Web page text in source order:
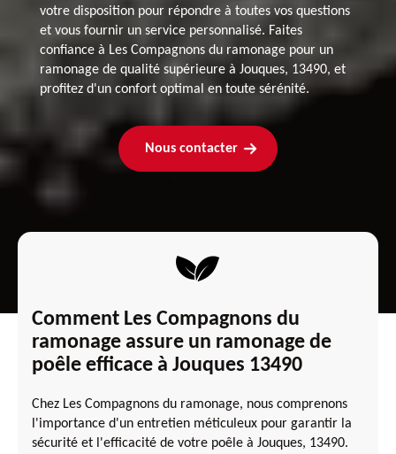
votre disposition pour répondre à toutes vos questions
et vous fournir un service personnalisé. Faites
confiance à Les Compagnons du ramonage pour un
ramonage de qualité supérieure à Jouques, 13490, et
profitez d'un confort optimal en toute sérénité.
Nous contacter
Comment Les Compagnons du
ramonage assure un ramonage de
poêle efficace à Jouques 13490
Chez Les Compagnons du ramonage, nous comprenons
l'importance d'un entretien méticuleux pour garantir la
sécurité et l'efficacité de votre poêle à Jouques, 13490.